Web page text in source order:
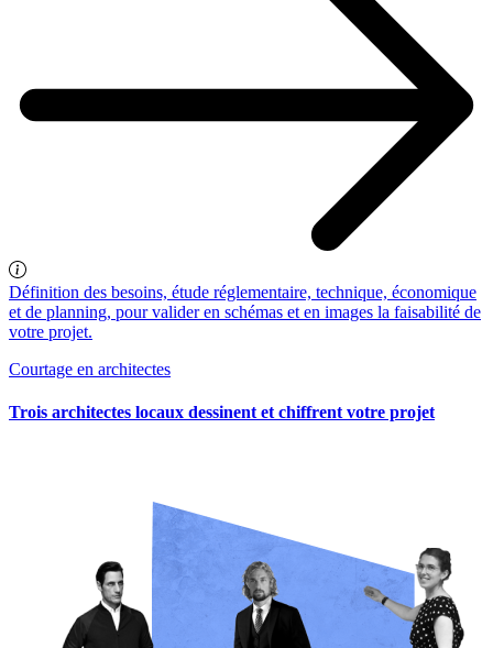
Définition des besoins, étude réglementaire, technique, économique
et de planning, pour valider en schémas et en images la faisabilité de
votre projet.
Courtage en architectes
Trois architectes locaux dessinent et chiffrent votre projet